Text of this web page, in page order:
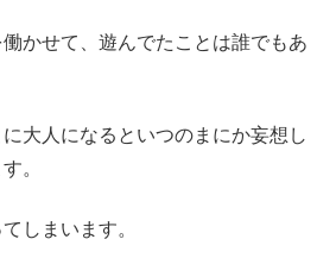
かせて、遊んでたことは誰でもあ
大人になるといつのまにか妄想し
。
しまいます。